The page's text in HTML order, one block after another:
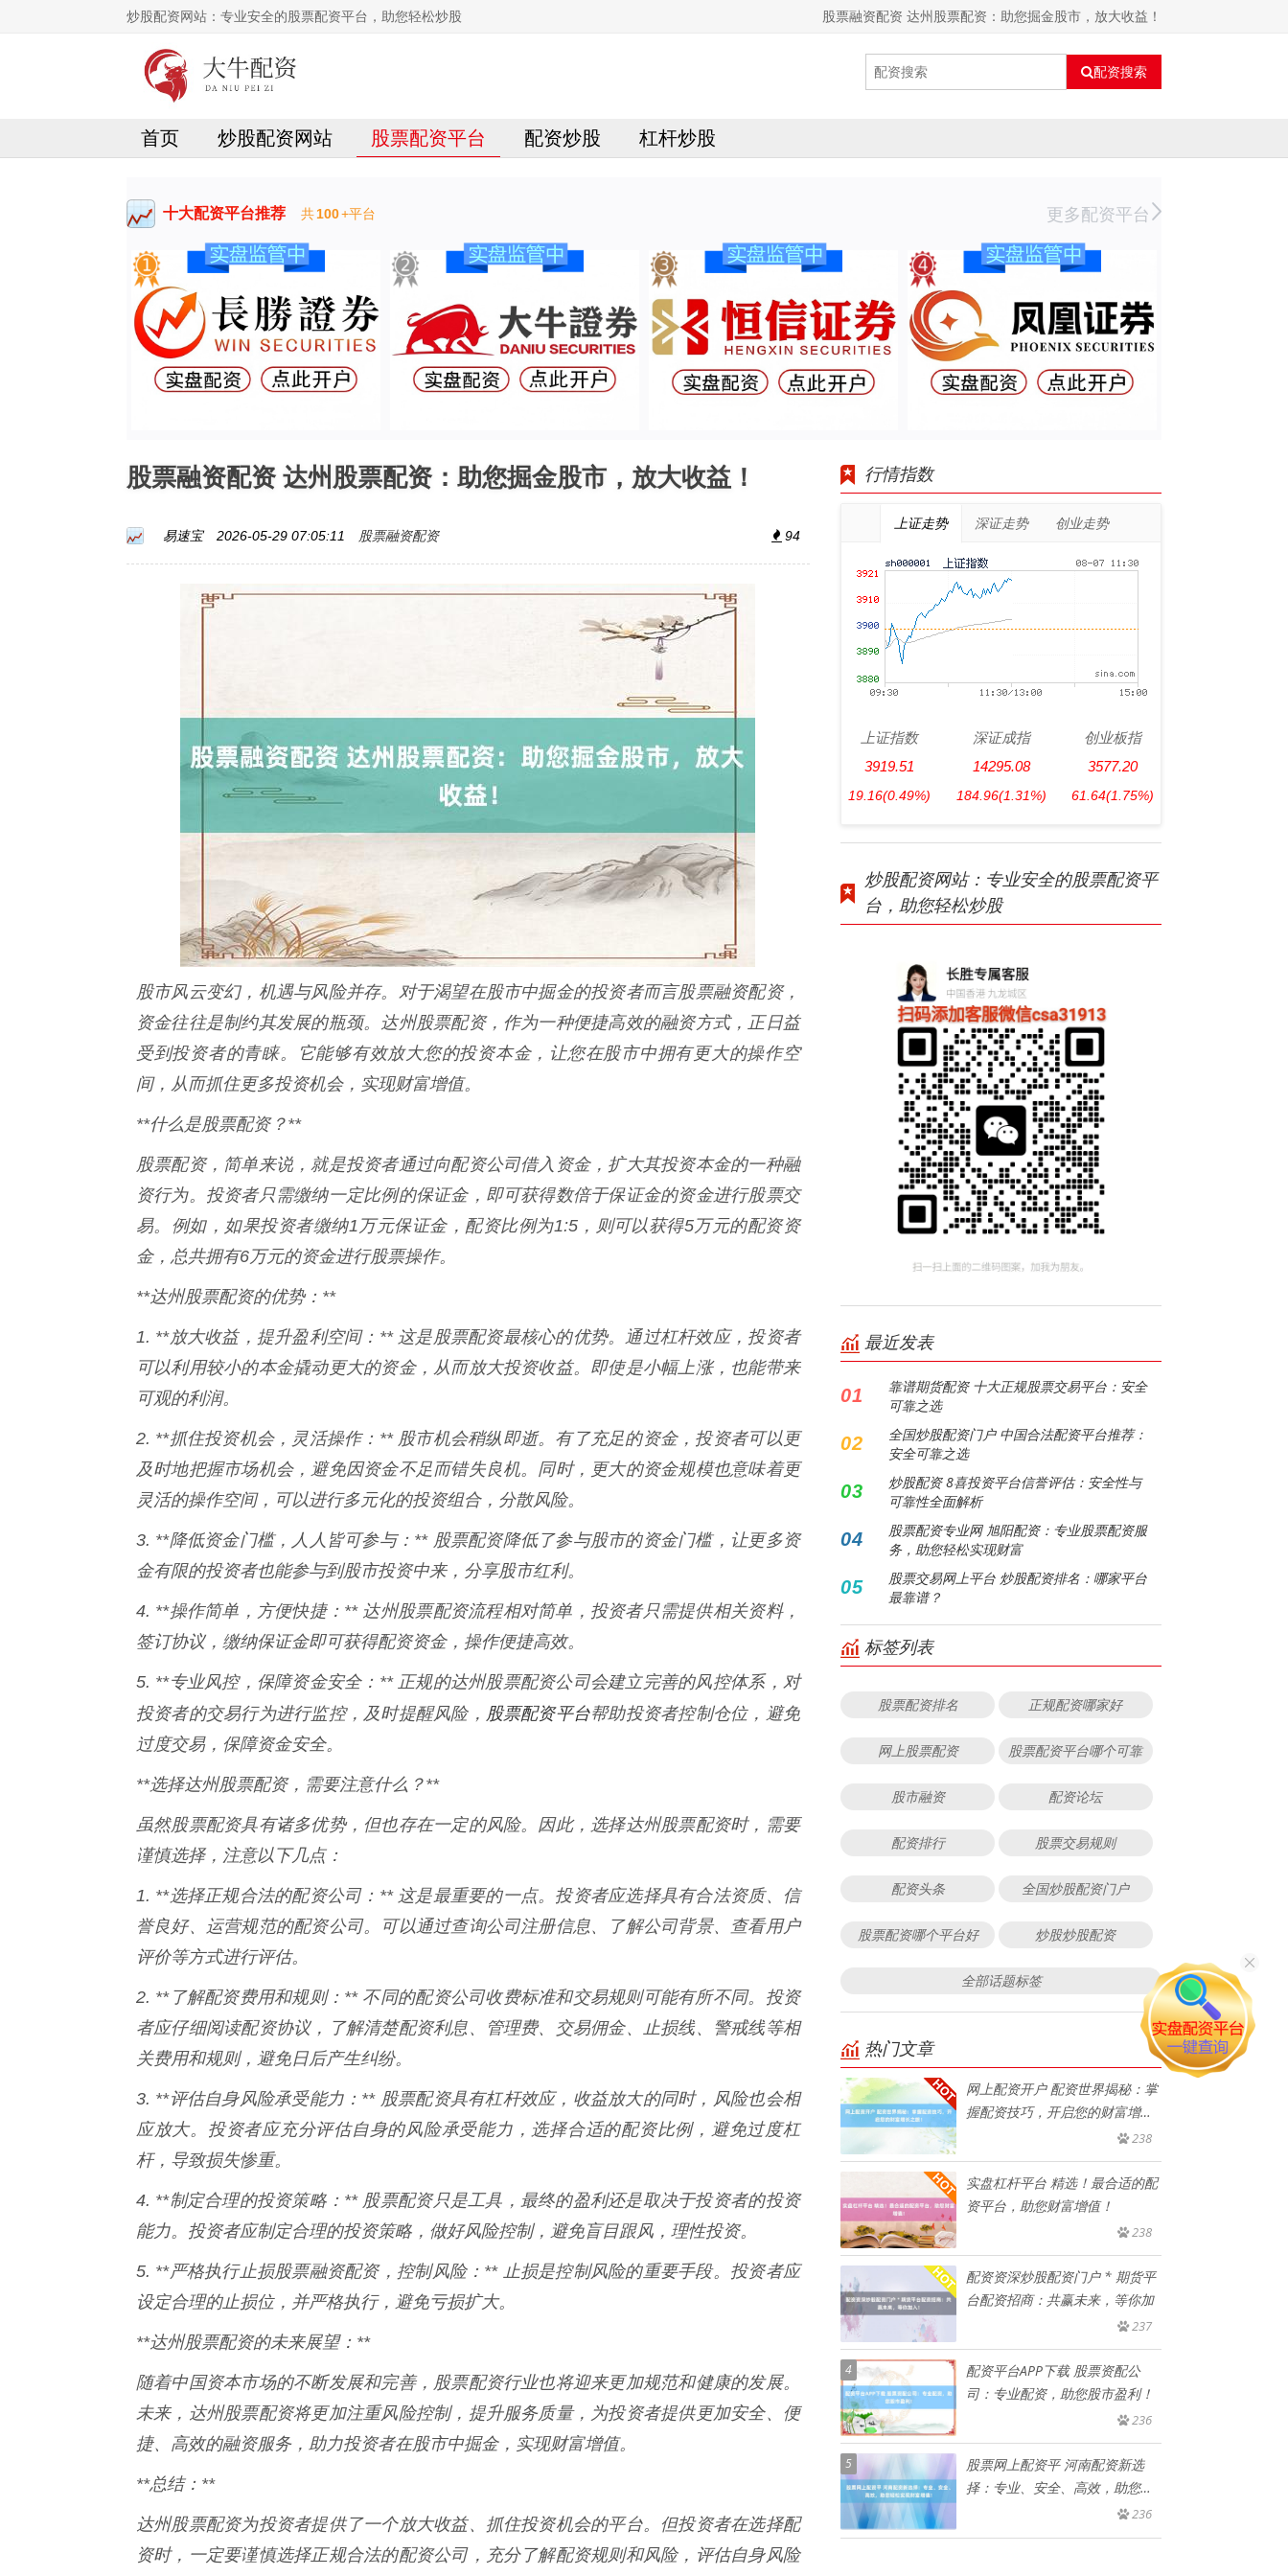
炒股配资网站：专业安全的股票配资平台，助您轻松炒股 股票融资配资 达州股票配资：助您掘金股市，放大收益！
配资搜索
首页 炒股配资网站 股票配资平台 配资炒股 杠杆炒股
十大配资平台推荐 共100+平台 更多配资平台
股票融资配资 达州股票配资：助您掘金股市，放大收益！
易速宝 2026-05-29 07:05:11 股票融资配资 94
股市风云变幻，机遇与风险并存。对于渴望在股市中掘金的投资者而言股票融资配资，
资金往往是制约其发展的瓶颈。达州股票配资，作为一种便捷高效的融资方式，正日益
受到投资者的青睐。它能够有效放大您的投资本金，让您在股市中拥有更大的操作空
间，从而抓住更多投资机会，实现财富增值。
**什么是股票配资？**
股票配资，简单来说，就是投资者通过向配资公司借入资金，扩大其投资本金的一种融
资行为。投资者只需缴纳一定比例的保证金，即可获得数倍于保证金的资金进行股票交
易。例如，如果投资者缴纳1万元保证金，配资比例为1:5，则可以获得5万元的配资资
金，总共拥有6万元的资金进行股票操作。
**达州股票配资的优势：**
1. **放大收益，提升盈利空间：** 这是股票配资最核心的优势。通过杠杆效应，投资者
可以利用较小的本金撬动更大的资金，从而放大投资收益。即使是小幅上涨，也能带来
可观的利润。
2. **抓住投资机会，灵活操作：** 股市机会稍纵即逝。有了充足的资金，投资者可以更
及时地把握市场机会，避免因资金不足而错失良机。同时，更大的资金规模也意味着更
灵活的操作空间，可以进行多元化的投资组合，分散风险。
3. **降低资金门槛，人人皆可参与：** 股票配资降低了参与股市的资金门槛，让更多资
金有限的投资者也能参与到股市投资中来，分享股市红利。
4. **操作简单，方便快捷：** 达州股票配资流程相对简单，投资者只需提供相关资料，
签订协议，缴纳保证金即可获得配资资金，操作便捷高效。
5. **专业风控，保障资金安全：** 正规的达州股票配资公司会建立完善的风控体系，对
投资者的交易行为进行监控，及时提醒风险， 股票配资平台帮助投资者控制仓位，避免
过度交易，保障资金安全。
**选择达州股票配资，需要注意什么？**
虽然股票配资具有诸多优势，但也存在一定的风险。因此，选择达州股票配资时，需要
谨慎选择，注意以下几点：
1. **选择正规合法的配资公司：** 这是最重要的一点。投资者应选择具有合法资质、信
誉良好、运营规范的配资公司。可以通过查询公司注册信息、了解公司背景、查看用户
评价等方式进行评估。
2. **了解配资费用和规则：** 不同的配资公司收费标准和交易规则可能有所不同。投资
者应仔细阅读配资协议，了解清楚配资利息、管理费、交易佣金、止损线、警戒线等相
关费用和规则，避免日后产生纠纷。
3. **评估自身风险承受能力：** 股票配资具有杠杆效应，收益放大的同时，风险也会相
应放大。投资者应充分评估自身的风险承受能力，选择合适的配资比例，避免过度杠
杆，导致损失惨重。
4. **制定合理的投资策略：** 股票配资只是工具，最终的盈利还是取决于投资者的投资
能力。投资者应制定合理的投资策略，做好风险控制，避免盲目跟风，理性投资。
5. **严格执行止损股票融资配资，控制风险：** 止损是控制风险的重要手段。投资者应
设定合理的止损位，并严格执行，避免亏损扩大。
**达州股票配资的未来展望：**
随着中国资本市场的不断发展和完善，股票配资行业也将迎来更加规范和健康的发展。
未来，达州股票配资将更加注重风险控制，提升服务质量，为投资者提供更加安全、便
捷、高效的融资服务，助力投资者在股市中掘金，实现财富增值。
**总结：**
达州股票配资为投资者提供了一个放大收益、抓住投资机会的平台。但投资者在选择配
资时，一定要谨慎选择正规合法的配资公司，充分了解配资规则和风险，评估自身风险
行情指数
上证走势 深证走势 创业走势
上证指数
3919.51
19.16(0.49%)
深证成指
14295.08
184.96(1.31%)
创业板指
3577.20
61.64(1.75%)
炒股配资网站：专业安全的股票配资平
台，助您轻松炒股
最近发表
01
靠谱期货配资 十大正规股票交易平台：安全
可靠之选
02
全国炒股配资门户 中国合法配资平台推荐：
安全可靠之选
03
炒股配资 8喜投资平台信誉评估：安全性与
可靠性全面解析
04
股票配资专业网 旭阳配资：专业股票配资服
务，助您轻松实现财富
05
股票交易网上平台 炒股配资排名：哪家平台
最靠谱？
标签列表
股票配资排名 正规配资哪家好
网上股票配资 股票配资平台哪个可靠
股市融资 配资论坛
配资排行 股票交易规则
配资头条 全国炒股配资门户
股票配资哪个平台好 炒股炒股配资
全部话题标签
热门文章
网上配资开户 配资世界揭秘：掌
握配资技巧，开启您的财富增长
238
实盘杠杆平台 精选！最合适的配
资平台，助您财富增值！
238
配资资深炒股配资门户 * 期货平
台配资招商：共赢未来，等你加
237
4
配资平台APP下载 股票资配公
司：专业配资，助您股市盈利！
236
5
股票网上配资平 河南配资新选
择：专业、安全、高效，助您轻
236